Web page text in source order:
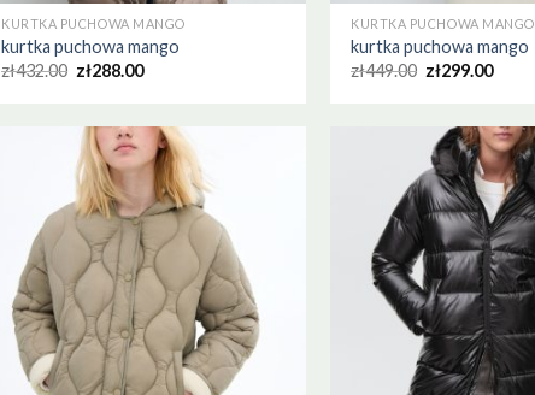
KURTKA PUCHOWA MANGO
kurtka puchowa mango
zł432.00 zł288.00
KURTKA PUCHOWA MANGO
kurtka puchowa mango
zł449.00 zł299.00